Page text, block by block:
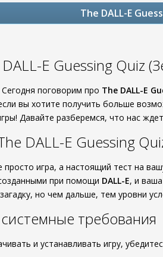
The DALL-E
E Guessing Quiz
поговорим про The DALL-E
вы хотите получить больше
Давайте разберемся, что нас
DALL-E Guessing
просто игра, а настоящий тест на
при помощи DALL-E, и
но чем дальше, тем уровни
требования
и устанавливать игру,